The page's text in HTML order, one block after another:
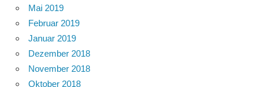
Mai 2019
Februar 2019
Januar 2019
Dezember 2018
November 2018
Oktober 2018